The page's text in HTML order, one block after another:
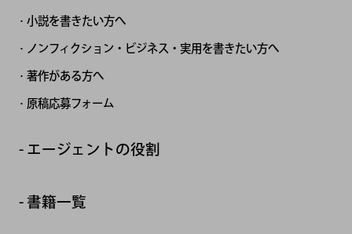
小説を書きたい方へ
ノンフィクション・ビジネス・実用を書きたい方へ
著作がある方へ
原稿応募フォーム
エージェントの役割
書籍一覧